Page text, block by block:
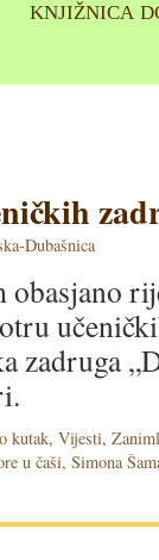
KNJIŽNICA
Dubašnica
obasjano
zadruga
kutak, Vijesti,
u čaši, Simona